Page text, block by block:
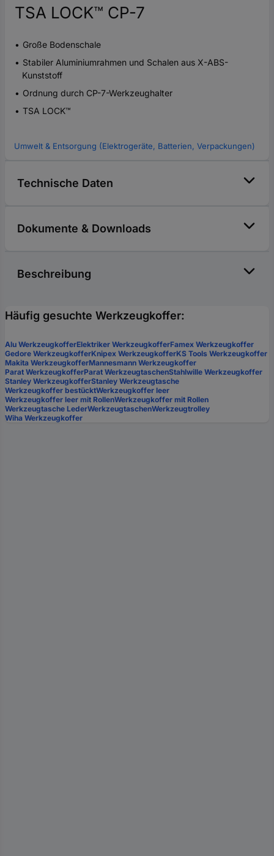
TSA LOCK™ CP-7
Große Bodenschale
Stabiler Aluminiumrahmen und Schalen aus X-ABS-
Kunststoff
Ordnung durch CP-7-Werkzeughalter
TSA LOCK™
Umwelt & Entsorgung (Elektrogeräte, Batterien, Verpackungen)
Technische Daten
Dokumente & Downloads
Beschreibung
Häufig gesuchte Werkzeugkoffer:
Alu WerkzeugkofferElektriker WerkzeugkofferFamex Werkzeugkoffer
Gedore WerkzeugkofferKnipex WerkzeugkofferKS Tools Werkzeugkoffer
Makita WerkzeugkofferMannesmann Werkzeugkoffer
Parat WerkzeugkofferParat WerkzeugtaschenStahlwille Werkzeugkoffer
Stanley WerkzeugkofferStanley Werkzeugtasche
Werkzeugkoffer bestücktWerkzeugkoffer leer
Werkzeugkoffer leer mit RollenWerkzeugkoffer mit Rollen
Werkzeugtasche LederWerkzeugtaschenWerkzeugtrolley
Wiha Werkzeugkoffer